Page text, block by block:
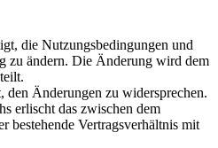
die Nutzungsbedingungen und
zu ändern. Die Änderung wird dem
den Änderungen zu widersprechen.
erlischt das zwischen dem
bestehende Vertragsverhältnis mit